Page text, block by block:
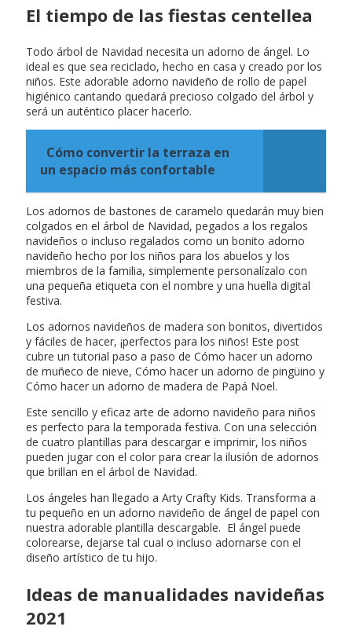
El tiempo de las fiestas centellea
Todo árbol de Navidad necesita un adorno de ángel. Lo
ideal es que sea reciclado, hecho en casa y creado por los
niños. Este adorable adorno navideño de rollo de papel
higiénico cantando quedará precioso colgado del árbol y
será un auténtico placer hacerlo.
Cómo convertir la terraza en
un espacio más confortable
Los adornos de bastones de caramelo quedarán muy bien
colgados en el árbol de Navidad, pegados a los regalos
navideños o incluso regalados como un bonito adorno
navideño hecho por los niños para los abuelos y los
miembros de la familia, simplemente personalízalo con
una pequeña etiqueta con el nombre y una huella digital
festiva.
Los adornos navideños de madera son bonitos, divertidos
y fáciles de hacer, ¡perfectos para los niños! Este post
cubre un tutorial paso a paso de Cómo hacer un adorno
de muñeco de nieve, Cómo hacer un adorno de pingüino y
Cómo hacer un adorno de madera de Papá Noel.
Este sencillo y eficaz arte de adorno navideño para niños
es perfecto para la temporada festiva. Con una selección
de cuatro plantillas para descargar e imprimir, los niños
pueden jugar con el color para crear la ilusión de adornos
que brillan en el árbol de Navidad.
Los ángeles han llegado a Arty Crafty Kids. Transforma a
tu pequeño en un adorno navideño de ángel de papel con
nuestra adorable plantilla descargable. El ángel puede
colorearse, dejarse tal cual o incluso adornarse con el
diseño artístico de tu hijo.
Ideas de manualidades navideñas
2021